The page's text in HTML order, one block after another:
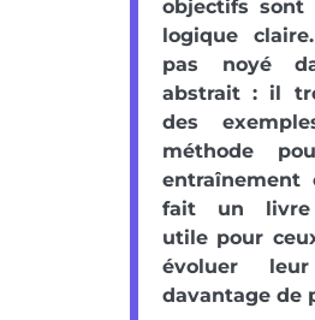
objectifs sont
logique
pas noyé
abstrait : il
des
méthode
entraînement
fait un livre
utile pour
évoluer
davantage de